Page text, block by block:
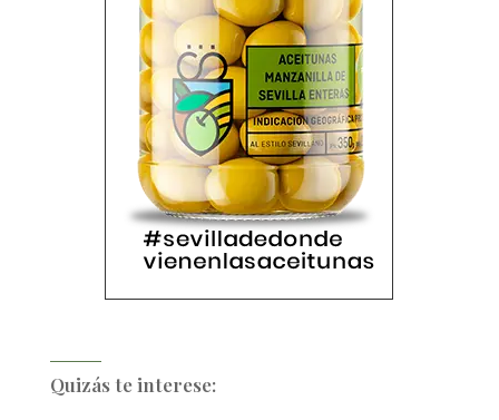
Quizás te interese: